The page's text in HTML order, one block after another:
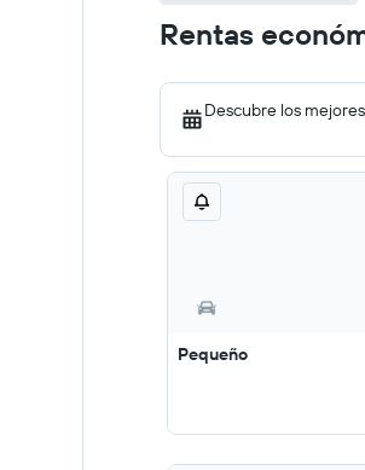
Rentas
Descubre los
Pequeño